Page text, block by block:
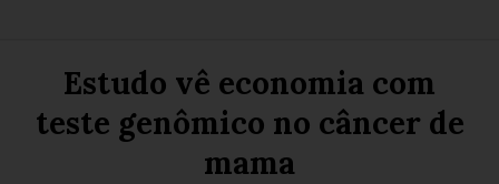
Estudo vê economia com
teste genômico no câncer de
mama